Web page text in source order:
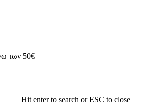
των 50€
Hit enter to search or ESC to close